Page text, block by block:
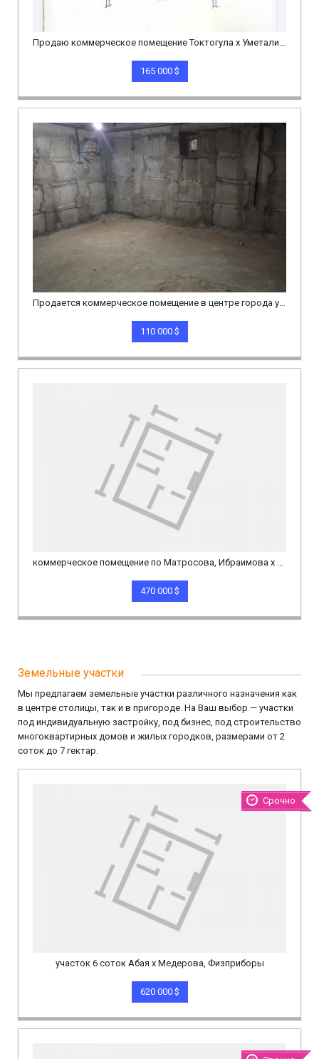
Продаю коммерческое помещение Токтогула х Уметалиева 150м.кв 1эт+подвал
165 000 $
110 000 $
470 000 $
Земельные участки
Мы предлагаем земельные участки различного назначения как
в центре столицы, так и в пригороде. На Ваш выбор — участки
под индивидуальную застройку, под бизнес, под строительство
многоквартирных домов и жилых городков, размерами от 2
соток до 7 гектар.
Срочно
участок 6 соток Абая х Медерова, Физприборы
620 000 $